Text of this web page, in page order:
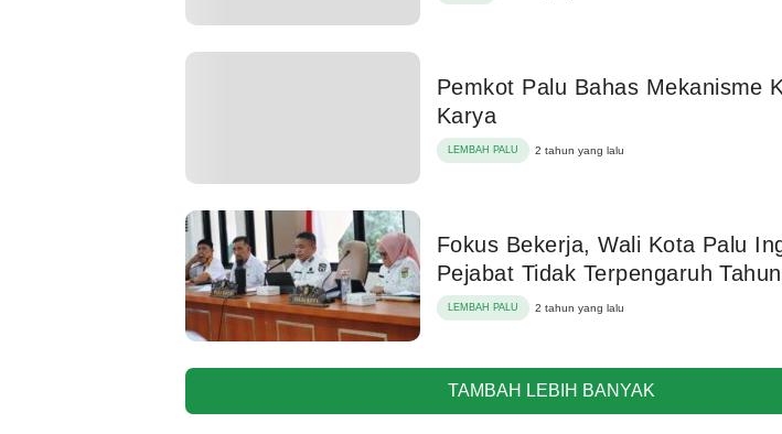
Pemkot Palu Bahas Mekanisme
Karya
LEMBAH PALU 2 tahun yang lalu
Fokus Bekerja, Wali Kota Palu
Pejabat Tidak Terpengaruh
LEMBAH PALU 2 tahun yang lalu
TAMBAH LEBIH BANYAK